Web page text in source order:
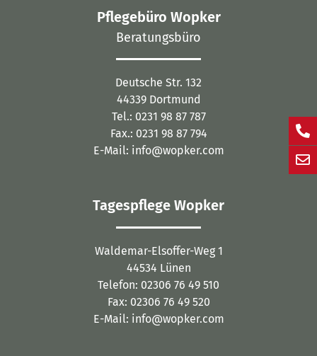
Pflegebüro Wopker
Beratungsbüro
Deutsche Str. 132
44339 Dortmund
Tel.: 0231 98 87 787
Fax.: 0231 98 87 794
E-Mail: info@wopker.com
Tagespflege Wopker
Waldemar-Elsoffer-Weg 1
44534 Lünen
Telefon: 02306 76 49 510
Fax: 02306 76 49 520
E-Mail: info@wopker.com